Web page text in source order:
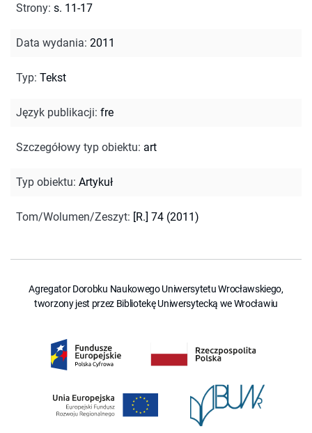
Strony: s. 11-17
Data wydania: 2011
Typ: Tekst
Język publikacji: fre
Szczegółowy typ obiektu: art
Typ obiektu: Artykuł
Tom/Wolumen/Zeszyt: [R.] 74 (2011)
Agregator Dorobku Naukowego Uniwersytetu Wrocławskiego,
tworzony jest przez Bibliotekę Uniwersytecką we Wrocławiu